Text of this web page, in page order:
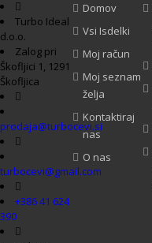
Turbo Ideal
d.o.o.
Zalog pri
Škofljici 1, 1291
Škofljica
prodaja@turbocevi.si
turbocevi@gmail.com
+386 41 624
390
Domov
Vsi Isdelki
Moj račun
Moj seznam
želja
Kontaktiraj
nas
O nas